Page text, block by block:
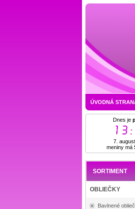
ÚVODNÁ
Dnes je
7.
meniny má
SORTIMENT
OBLIEČKY
Bavlnené